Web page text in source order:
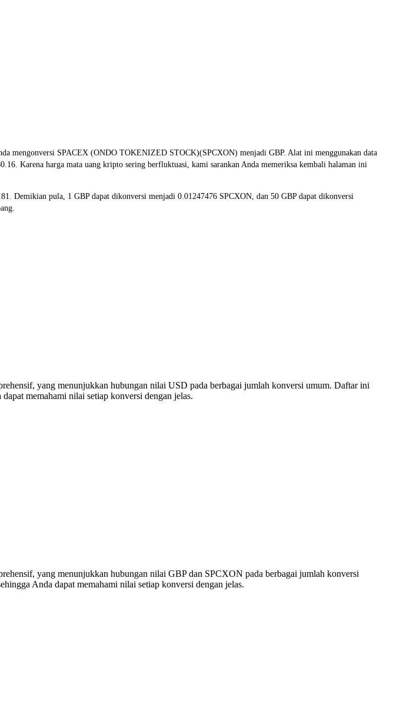
mengonversi SPACEX (ONDO TOKENIZED STOCK)(SPCXON) menjadi GBP. Alat ini menggunakan data
Karena harga mata uang kripto sering berfluktuasi, kami sarankan Anda memeriksa kembali halaman ini
Demikian pula, 1 GBP dapat dikonversi menjadi 0.01247476 SPCXON, dan 50 GBP dapat dikonversi
yang menunjukkan hubungan nilai USD pada berbagai jumlah konversi umum. Daftar ini
memahami nilai setiap konversi dengan jelas.
yang menunjukkan hubungan nilai GBP dan SPCXON pada berbagai jumlah konversi
Anda dapat memahami nilai setiap konversi dengan jelas.